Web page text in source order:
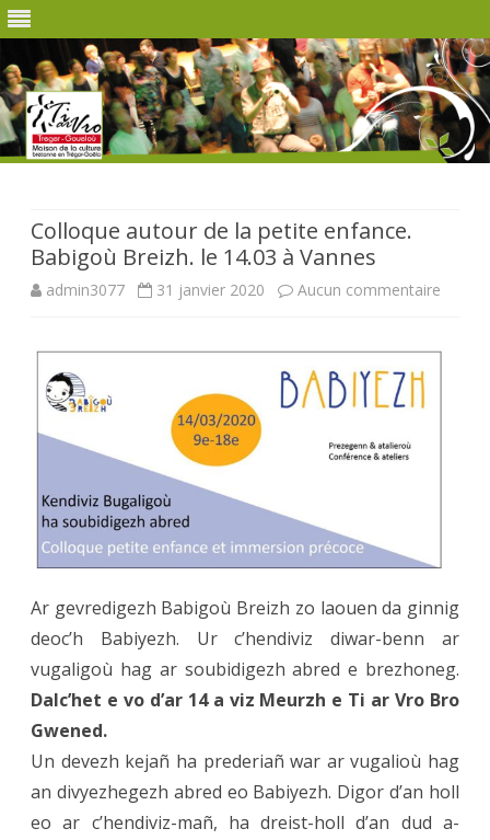
Colloque autour de la petite enfance.
Babigoù Breizh. le 14.03 à Vannes
admin3077 31 janvier 2020 Aucun commentaire
le
14.03
à
Ar gevredigezh Babigoù Breizh zo laouen da ginnig
deoc’h Babiyezh. Ur c’hendiviz diwar-benn ar
vugaligoù hag ar soubidigezh abred e brezhoneg.
Dalc’het e vo d’ar 14 a viz Meurzh e Ti ar Vro Bro
Gwened.
Un devezh kejañ ha prederiañ war ar vugalioù hag
an divyezhegezh abred eo Babiyezh. Digor d’an holl
eo ar c’hendiviz-mañ, ha dreist-holl d’an dud a-